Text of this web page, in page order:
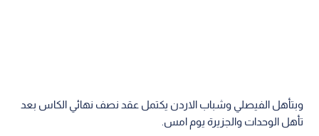
وبتأهل الفيصلي وشباب الاردن يكتمل عقد نصف نهائي الكاس بعد
تأهل الوحدات والجزيرة يوم امس.